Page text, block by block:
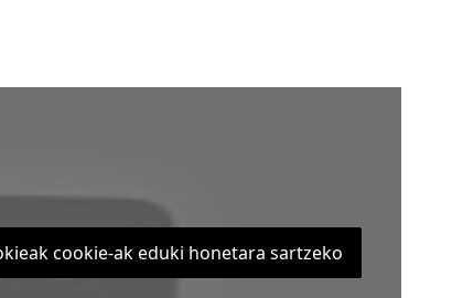
cookie-ak eduki honetara sartzeko